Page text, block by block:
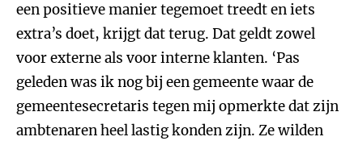
een positieve manier tegemoet treedt en iets
extra’s doet, krijgt dat terug. Dat geldt zowel
voor externe als voor interne klanten. ‘Pas
geleden was ik nog bij een gemeente waar de
gemeentesecretaris tegen mij opmerkte dat zijn
ambtenaren heel lastig konden zijn. Ze wilden